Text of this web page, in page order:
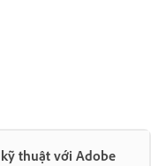
thuật với Adobe